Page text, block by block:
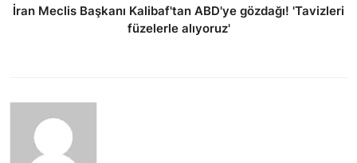
İran Meclis Başkanı Kalibaf'tan ABD'ye gözdağı! 'Tavizleri
füzelerle alıyoruz'